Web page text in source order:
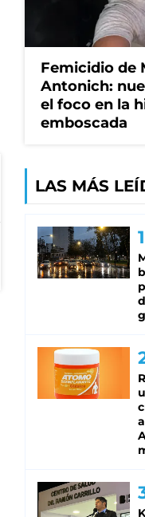
Femicidio de
Antonich:
el foco en la
emboscada
LAS MÁS